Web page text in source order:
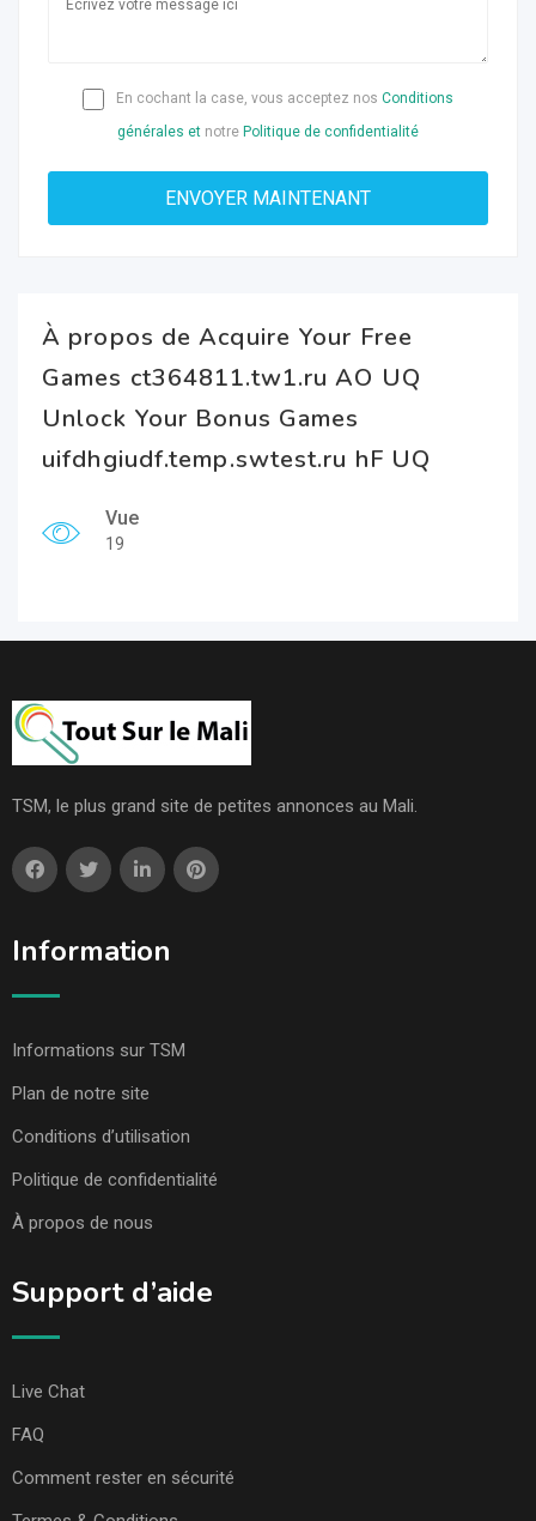
En cochant la case, vous acceptez nos Conditions
générales et notre Politique de confidentialité
À propos de Acquire Your Free
Games ct364811.tw1.ru AO UQ
Unlock Your Bonus Games
uifdhgiudf.temp.swtest.ru hF UQ
Vue
19
TSM, le plus grand site de petites annonces au Mali.
Information
Informations sur TSM
Plan de notre site
Conditions d’utilisation
Politique de confidentialité
À propos de nous
Support d’aide
Live Chat
FAQ
Comment rester en sécurité